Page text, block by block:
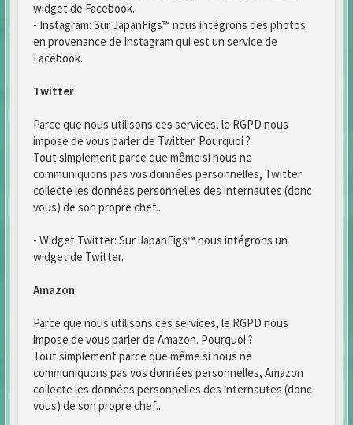
widget de Facebook.
- Instagram: Sur JapanFigs™ nous intégrons des photos
en provenance de Instagram qui est un service de
Facebook.
Twitter
Parce que nous utilisons ces services, le RGPD nous
impose de vous parler de Twitter. Pourquoi ?
Tout simplement parce que même si nous ne
communiquons pas vos données personnelles, Twitter
collecte les données personnelles des internautes (donc
vous) de son propre chef..
- Widget Twitter: Sur JapanFigs™ nous intégrons un
widget de Twitter.
Amazon
Parce que nous utilisons ces services, le RGPD nous
impose de vous parler de Amazon. Pourquoi ?
Tout simplement parce que même si nous ne
communiquons pas vos données personnelles, Amazon
collecte les données personnelles des internautes (donc
vous) de son propre chef..